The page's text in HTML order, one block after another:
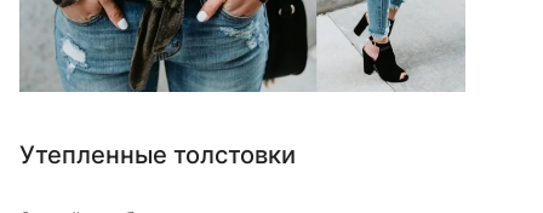
Утепленные толстовки